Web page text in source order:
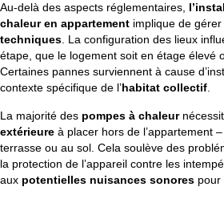
Au-delà des aspects réglementaires,
chaleur en appartement implique de
techniques. La configuration des lieux
étape, que le logement soit en étage élevé
Certaines pannes surviennent à cause
contexte spécifique de l’habitat collectif.
La majorité des pompes à chaleur
extérieure à placer hors de l’appartement
terrasse ou au sol. Cela soulève des
la protection de l’appareil contre les
aux potentielles nuisances sonores pour